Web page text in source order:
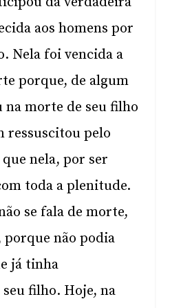
aos homens por
Nela foi vencida a
porque, de algum
morte de seu filho
ressuscitou pelo
nela, por ser
toda a plenitude.
se fala de morte,
porque não podia
já tinha
filho. Hoje, na